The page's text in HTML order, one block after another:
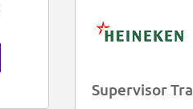
Supervisor